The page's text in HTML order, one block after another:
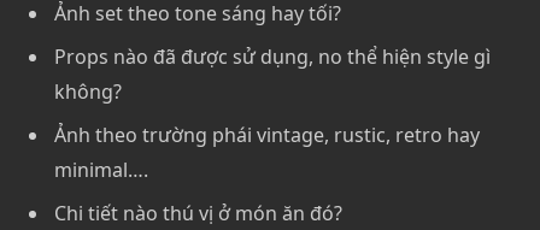
Ảnh set theo tone sáng hay tối?
Props nào đã được sử dụng, no thể hiện style gì
không?
Ảnh theo trường phái vintage, rustic, retro hay
minimal….
Chi tiết nào thú vị ở món ăn đó?